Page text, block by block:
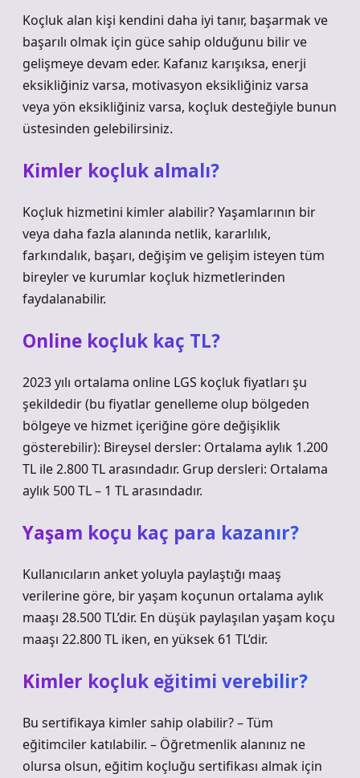
Koçluk alan kişi kendini daha iyi tanır, başarmak ve
başarılı olmak için güce sahip olduğunu bilir ve
gelişmeye devam eder. Kafanız karışıksa, enerji
eksikliğiniz varsa, motivasyon eksikliğiniz varsa
veya yön eksikliğiniz varsa, koçluk desteğiyle bunun
üstesinden gelebilirsiniz.
Kimler koçluk almalı?
Koçluk hizmetini kimler alabilir? Yaşamlarının bir
veya daha fazla alanında netlik, kararlılık,
farkındalık, başarı, değişim ve gelişim isteyen tüm
bireyler ve kurumlar koçluk hizmetlerinden
faydalanabilir.
Online koçluk kaç TL?
2023 yılı ortalama online LGS koçluk fiyatları şu
şekildedir (bu fiyatlar genelleme olup bölgeden
bölgeye ve hizmet içeriğine göre değişiklik
gösterebilir): Bireysel dersler: Ortalama aylık 1.200
TL ile 2.800 TL arasındadır. Grup dersleri: Ortalama
aylık 500 TL – 1 TL arasındadır.
Yaşam koçu kaç para kazanır?
Kullanıcıların anket yoluyla paylaştığı maaş
verilerine göre, bir yaşam koçunun ortalama aylık
maaşı 28.500 TL’dir. En düşük paylaşılan yaşam koçu
maaşı 22.800 TL iken, en yüksek 61 TL’dir.
Kimler koçluk eğitimi verebilir?
Bu sertifikaya kimler sahip olabilir? – Tüm
eğitimciler katılabilir. – Öğretmenlik alanınız ne
olursa olsun, eğitim koçluğu sertifikası almak için